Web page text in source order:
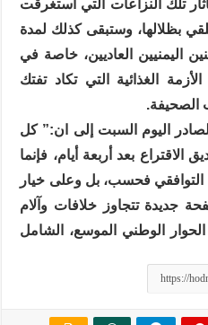
تلك النزاعات التي استغرقت
بظلالها، وستبقى كذلك لمدة
اليمنيين العاديين، خاصة في
الغذائية التي تكاد تفتك
الصحيفة.
اليوم السبت إلى ان:” كل
الاقتراع بعد أربعة أيام، فإنما
فحسب، بل وعلى خيار
جديدة تتجاوز خلافات وآلام
الوطني الموسع، الشامل